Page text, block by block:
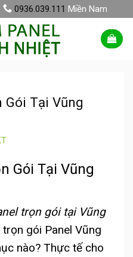
0936.039.111 Miền Nam
Gói Tại Vũng
Gói Tại Vũng
trọn gói tại Vũng
gói Panel Vũng
nào? Thực tế cho